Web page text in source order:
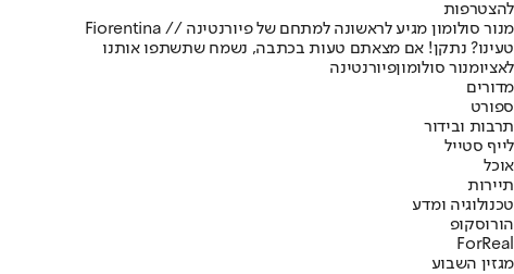
להצטרפות
מנור סולומון מגיע לראשונה למתחם של פיורנטינה // Fiorentina
טעינו? נתקן! אם מצאתם טעות בכתבה, נשמח שתשתפו אותנו
לאציומנור סולומוןפיורנטינה
מדורים
ספורט
תרבות ובידור
לייף סטייל
אוכל
תיירות
טכנולוגיה ומדע
הורוסקופ
ForReal
מגזין השבוע